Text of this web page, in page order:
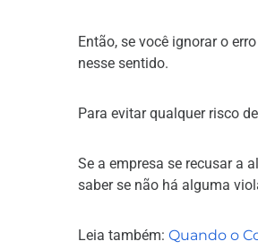
Então, se você ignorar o
nesse sentido.
Para evitar qualquer risco
Se a empresa se recusar a
saber se não há alguma
Leia também: Quando o